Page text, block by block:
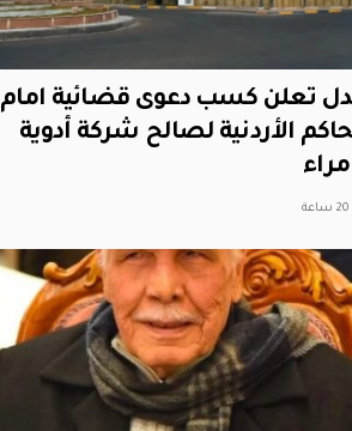
تعلن كسب دعوى قضائية امام
الأردنية لصالح شركة أدوية